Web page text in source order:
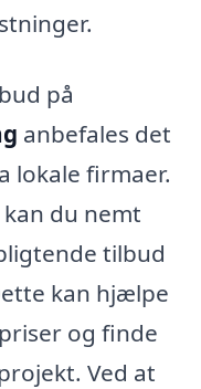
på
anbefales det
lokale firmaer.
du nemt
tilbud
kan hjælpe
og finde
Ved at